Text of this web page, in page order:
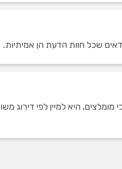
שכל חוות הדעת הן אמיתיות.
היא למיין לפי דירוג